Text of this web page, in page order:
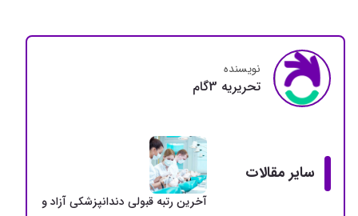
نویسنده
تحريريه 3گام
سایر مقالات
آخرین رتبه قبولی دندانپزشکی آزاد و دولتی +